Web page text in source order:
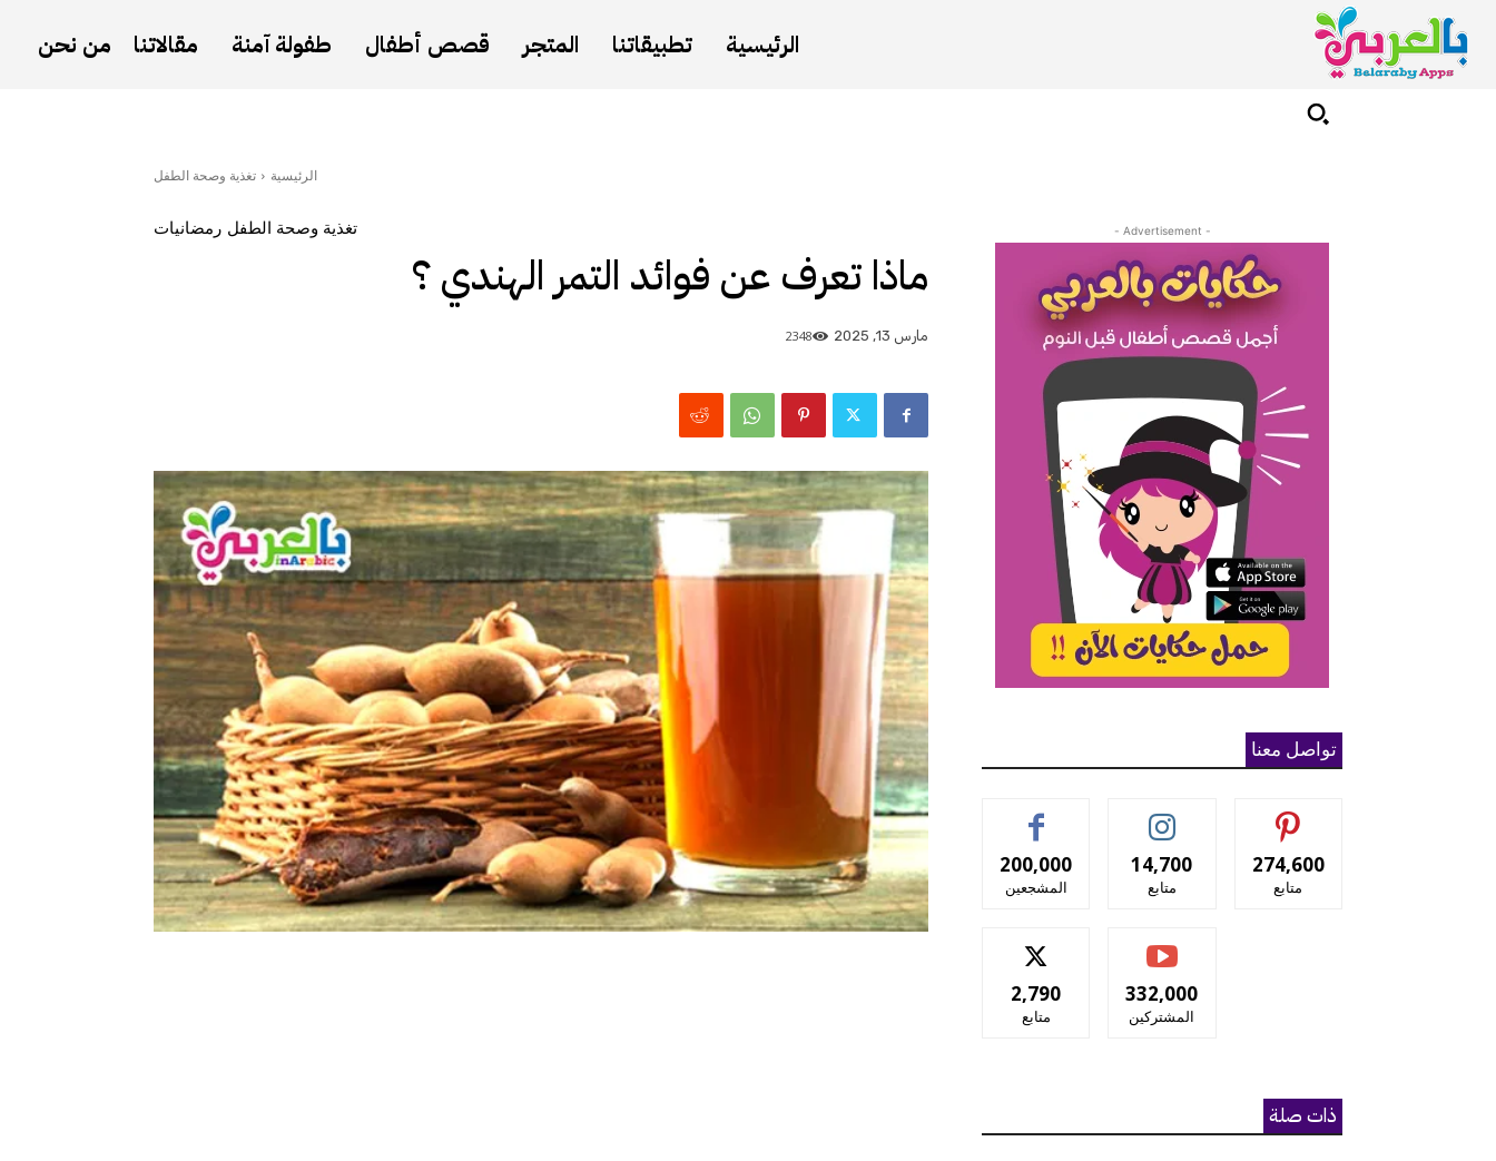
الرئيسية تطبيقاتنا المتجر قصص أطفال طفولة آمنة مقالاتنا من نحن
الرئيسية تغذية وصحة الطفل
تغذية وصحة الطفل رمضانيات
ماذا تعرف عن فوائد التمر الهندي ؟
مارس 13, 2025 2348
- Advertisement -
تواصل معنا
200,000
المشجعين
14,700
متابع
274,600
متابع
2,790
متابع
332,000
المشتركين
ذات صلة